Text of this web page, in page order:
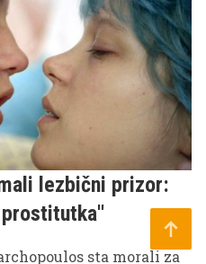
uspešna slovenska
bila nedavno tarča kritik
otrok medijev in to ni
jo pa doživela prvič.
koncev to dobra
stabilen v takšni
tudi pri šahu kot
situacije nekaj dobrega
lezbični prizor:
sta morali za